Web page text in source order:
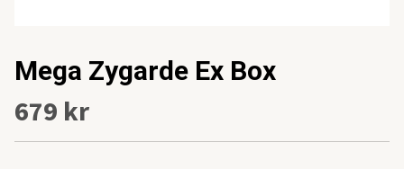
Mega Zygarde Ex Box
679 kr